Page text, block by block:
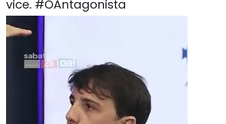
vice. #OAntagonista